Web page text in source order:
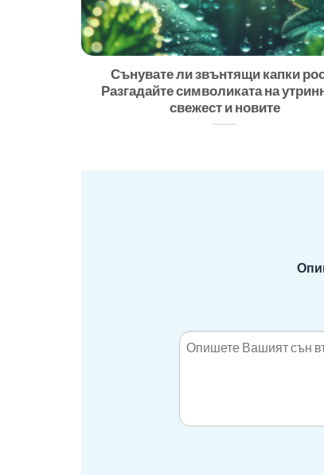
Сънувате ли звънтящи капки
Разгадайте символиката на
свежест и новите